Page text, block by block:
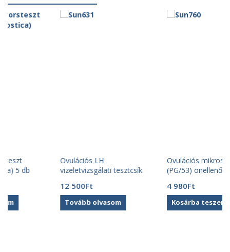
5 db
Ovulációs gyorsteszt
(CAREdiagnostica) 5 db
5 030Ft
Tovább olvasom
Ovulációs LH
vizeletvizsgálati
12 500Ft
Tovább olvasom